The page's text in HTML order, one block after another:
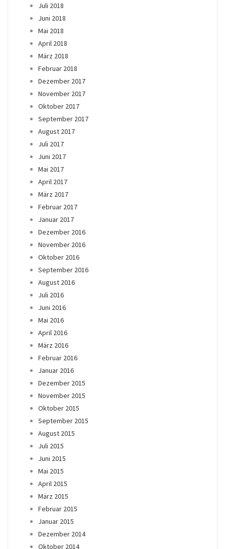
Juli 2018
Juni 2018
Mai 2018
April 2018
März 2018
Februar 2018
Dezember 2017
November 2017
Oktober 2017
September 2017
August 2017
Juli 2017
Juni 2017
Mai 2017
April 2017
März 2017
Februar 2017
Januar 2017
Dezember 2016
November 2016
Oktober 2016
September 2016
August 2016
Juli 2016
Juni 2016
Mai 2016
April 2016
März 2016
Februar 2016
Januar 2016
Dezember 2015
November 2015
Oktober 2015
September 2015
August 2015
Juli 2015
Juni 2015
Mai 2015
April 2015
März 2015
Februar 2015
Januar 2015
Dezember 2014
Oktober 2014